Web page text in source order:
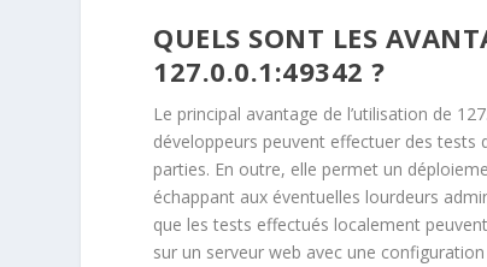
QUELS SONT LES
127.0.0.1:49342 ?
Le principal avantage de l’utilisation de
développeurs peuvent effectuer des tests
parties. En outre, elle permet un
échappant aux éventuelles lourdeurs
que les tests effectués localement
sur un serveur web avec une